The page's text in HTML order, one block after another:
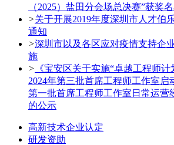
（2025）盐田分会场总决赛”获奖
>关于开展2019年度深圳市人才伯
通知
>深圳市以及各区应对疫情支持企
施
> 《宝安区关于实施“卓越工程师计
2024年第三批首席工程师工作室启
第一批首席工程师工作室日常运营
的公示
高新技术企业认定
研发资助